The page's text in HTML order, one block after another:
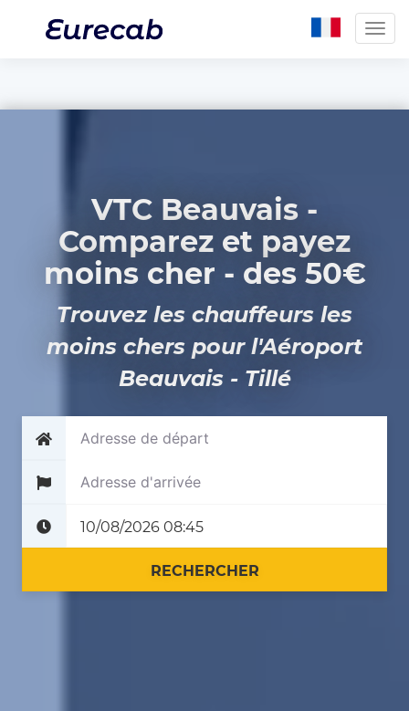
VTC Beauvais -
Comparez et payez
moins cher - des 50€
Trouvez les chauffeurs les
moins chers pour l'Aéroport
Beauvais - Tillé
RECHERCHER